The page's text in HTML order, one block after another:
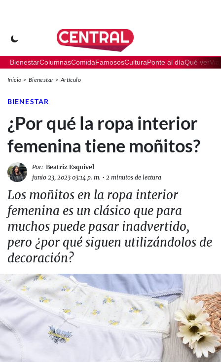
BienestarColumnasComidaFamososCulturaPonte al díaQué ver
Inicio Bienestar Artículo
BIENESTAR
¿Por qué la ropa interior
femenina tiene moñitos?
Por: Beatriz Esquivel
junio 23, 2023 03:14 p. m. • 2 minutos de lectura
Los moñitos en la ropa interior
femenina es un clásico que para
muchos puede pasar inadvertido,
pero ¿por qué siguen utilizándolos de
decoración?